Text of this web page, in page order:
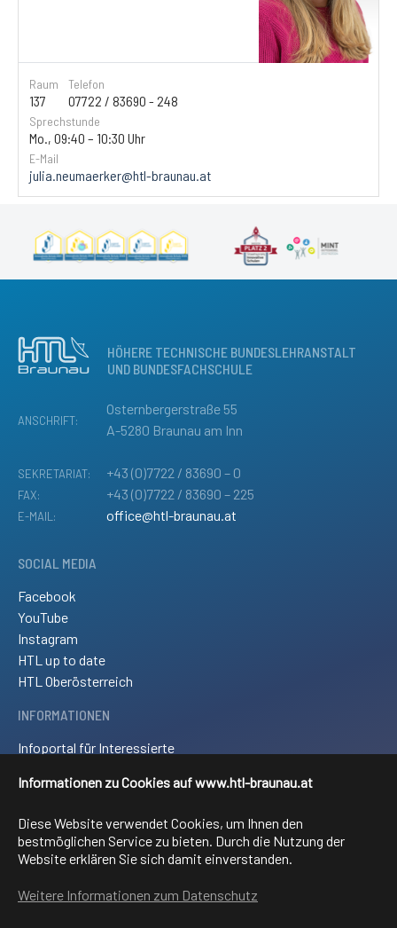
Informationen zu Cookies auf www.htl-braunau.at
Diese Website verwendet Cookies, um Ihnen den
bestmöglichen Service zu bieten. Durch die Nutzung der
Website erklären Sie sich damit einverstanden.
Weitere Informationen zum Datenschutz
Raum
137
Telefon
07722 / 83690 - 248
Sprechstunde
Mo., 09:40 – 10:30 Uhr
E-Mail
julia.neumaerker@htl-braunau.at
HÖHERE TECHNISCHE BUNDESLEHRANSTALT
UND BUNDESFACHSCHULE
ANSCHRIFT:
Osternbergerstraße 55
A-5280 Braunau am Inn
SEKRETARIAT: +43 (0)7722 / 83690 – 0
FAX: +43 (0)7722 / 83690 – 225
E-MAIL: office@htl-braunau.at
SOCIAL MEDIA
Facebook
YouTube
Instagram
HTL up to date
HTL Oberösterreich
INFORMATIONEN
Infoportal für Interessierte
Downloads
Sitemap
FACHRICHTUNGEN
Elektronik und technische Informatik